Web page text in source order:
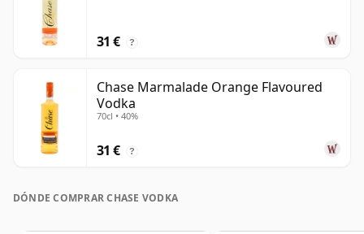
31 € ?
Chase Marmalade Orange Flavoured
Vodka
70cl • 40%
31 € ?
DÓNDE COMPRAR CHASE VODKA